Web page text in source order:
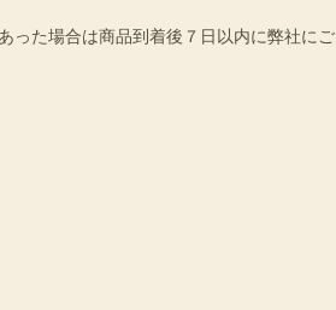
った場合は商品到着後７日以内に弊社にご